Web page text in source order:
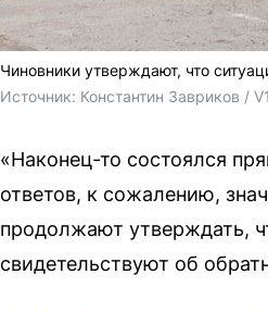
Чиновники утверждают, что
Источник: Константин Завриков /
«Наконец-то состоялся
ответов, к сожалению,
продолжают утверждать,
свидетельствуют об